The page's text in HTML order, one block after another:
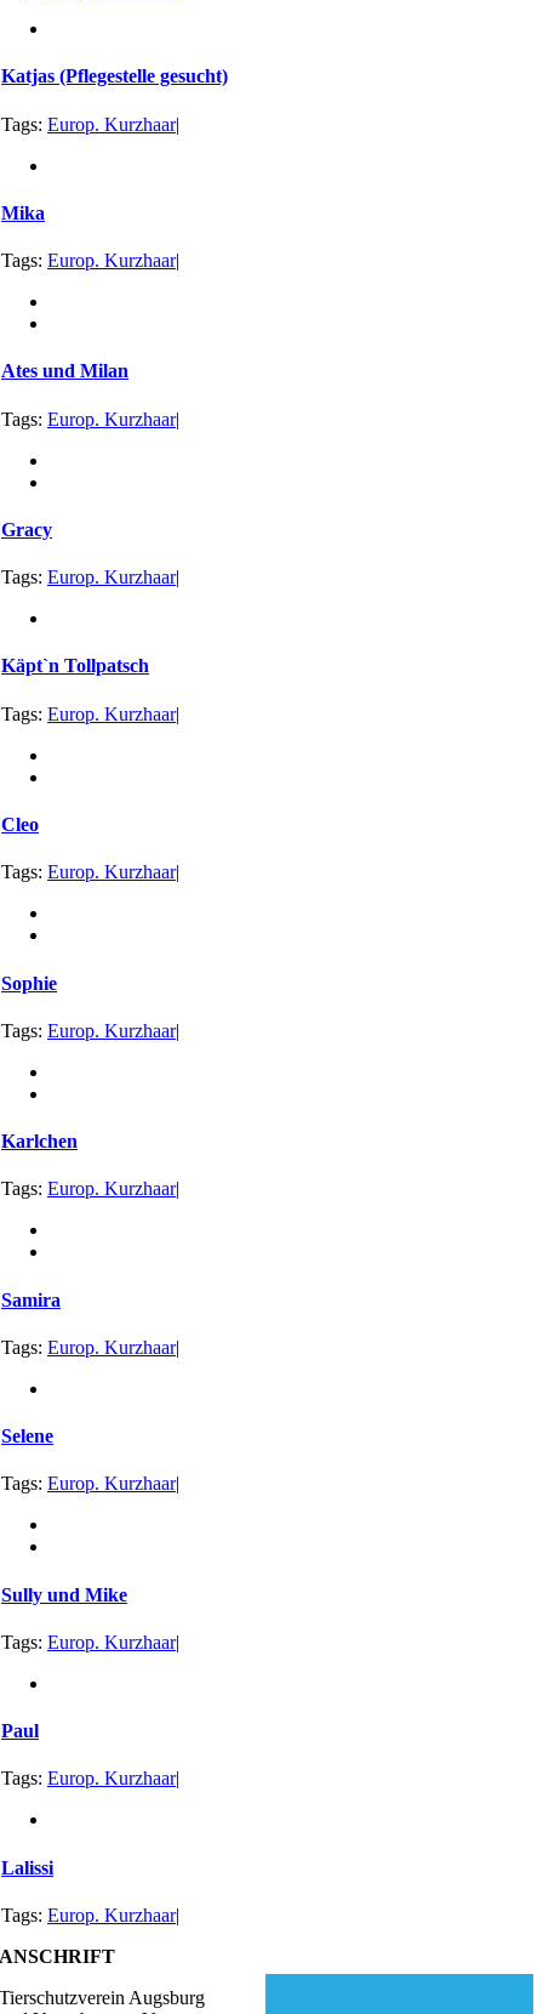
Katjas (Pflegestelle gesucht)
Tags:Europ. Kurzhaar|
Mika
Tags:Europ. Kurzhaar|
Ates und Milan
Tags:Europ. Kurzhaar|
Gracy
Tags:Europ. Kurzhaar|
Käptˋn Tollpatsch
Tags:Europ. Kurzhaar|
Cleo
Tags:Europ. Kurzhaar|
Sophie
Tags:Europ. Kurzhaar|
Karlchen
Tags:Europ. Kurzhaar|
Samira
Tags:Europ. Kurzhaar|
Selene
Tags:Europ. Kurzhaar|
Sully und Mike
Tags:Europ. Kurzhaar|
Paul
Tags:Europ. Kurzhaar|
Lalissi
Tags:Europ. Kurzhaar|
ANSCHRIFT
Tierschutzverein Augsburg